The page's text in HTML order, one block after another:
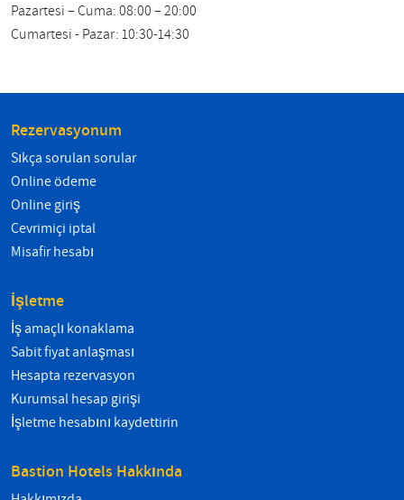
Pazartesi – Cuma: 08:00 – 20:00
Cumartesi - Pazar: 10:30-14:30
Rezervasyonum
Sıkça sorulan sorular
Online ödeme
Online giriş
Çevrimiçi iptal
Misafir hesabı
İşletme
İş amaçlı konaklama
Sabit fiyat anlaşması
Hesapta rezervasyon
Kurumsal hesap girişi
İşletme hesabını kaydettirin
Bastion Hotels Hakkında